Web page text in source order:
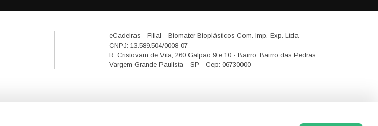
eCadeiras - Filial - Biomater Bioplásticos Com. Imp. Exp. Ltda
CNPJ: 13.589.504/0008-07
R. Cristovam de Vita, 260 Galpão 9 e 10 - Bairro: Bairro das Pedras
Vargem Grande Paulista - SP - Cep: 06730000